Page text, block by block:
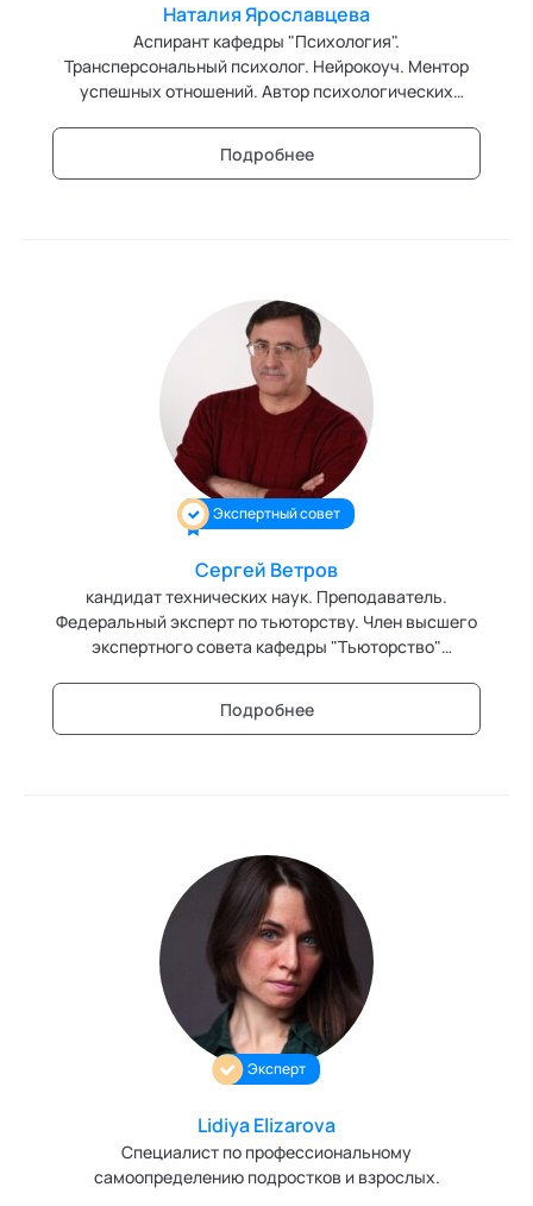
Наталия Ярославцева
Аспирант кафедры "Психология".
Трансперсональный психолог. Нейрокоуч. Ментор
успешных отношений. Автор психологических
Эксперт кафедры "Трансперсональная психология"
Подробнее
Экспертный совет
Сергей Ветров
кандидат технических наук. Преподаватель.
Федеральный эксперт по тьюторству. Член высшего
экспертного совета кафедры "Тьюторство"
Подробнее
Эксперт
Lidiya Elizarova
Специалист по профессиональному
самоопределению подростков и взрослых.